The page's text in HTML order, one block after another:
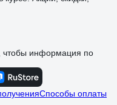
чтобы информация по
Способы оплаты